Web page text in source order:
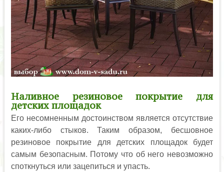
Наливное резиновое покрытие для
детских площадок
Его несомненным достоинством является отсутствие
каких-либо стыков. Таким образом, бесшовное
резиновое покрытие для детских площадок будет
самым безопасным. Потому что об него невозможно
споткнуться или зацепиться и упасть.